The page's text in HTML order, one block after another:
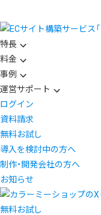
特長
料金
事例
運営サポート
ログイン
資料請求
無料お試し
導入を検討中の方へ
制作・開発会社の方へ
お知らせ
無料お試し